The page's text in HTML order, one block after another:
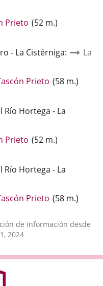
Prieto Enlace
aplicación
(52 m.)
- La Cistérniga:
La
Prieto Enlace
aplicación
(58 m.)
Hortega - La
Prieto Enlace
aplicación
(52 m.)
Hortega - La
Prieto Enlace
una
(58 m.)
de información desde
2024